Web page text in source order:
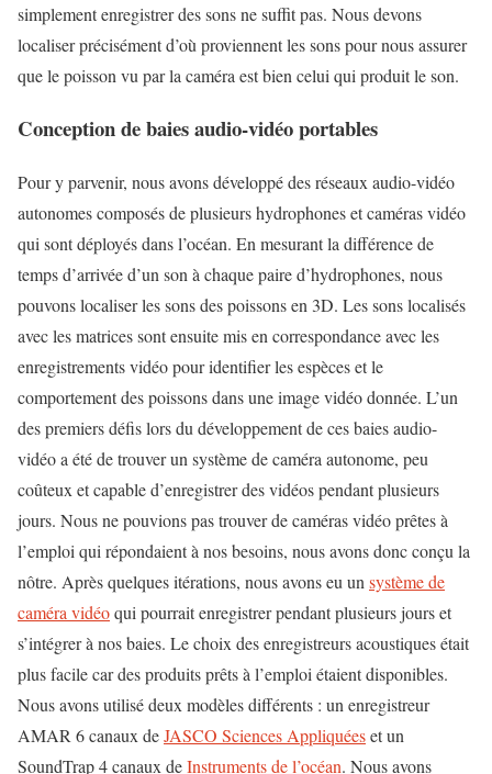
simplement enregistrer des sons ne suffit pas. Nous devons
localiser précisément d’où proviennent les sons pour nous assurer
que le poisson vu par la caméra est bien celui qui produit le son.
Conception de baies audio-vidéo portables
Pour y parvenir, nous avons développé des réseaux audio-vidéo
autonomes composés de plusieurs hydrophones et caméras vidéo
qui sont déployés dans l’océan. En mesurant la différence de
temps d’arrivée d’un son à chaque paire d’hydrophones, nous
pouvons localiser les sons des poissons en 3D. Les sons localisés
avec les matrices sont ensuite mis en correspondance avec les
enregistrements vidéo pour identifier les espèces et le
comportement des poissons dans une image vidéo donnée. L’un
des premiers défis lors du développement de ces baies audio-
vidéo a été de trouver un système de caméra autonome, peu
coûteux et capable d’enregistrer des vidéos pendant plusieurs
jours. Nous ne pouvions pas trouver de caméras vidéo prêtes à
l’emploi qui répondaient à nos besoins, nous avons donc conçu la
nôtre. Après quelques itérations, nous avons eu un système de
caméra vidéoqui pourrait enregistrer pendant plusieurs jours et
s’intégrer à nos baies. Le choix des enregistreurs acoustiques était
plus facile car des produits prêts à l’emploi étaient disponibles.
Nous avons utilisé deux modèles différents : un enregistreur
AMAR 6 canaux deJASCO Sciences Appliquéeset un
SoundTrap 4 canaux deInstruments de l’océan. Nous avons